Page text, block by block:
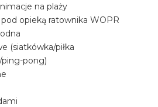
na plaży
opieką ratownika WOPR
(siatkówka/piłka
pong)